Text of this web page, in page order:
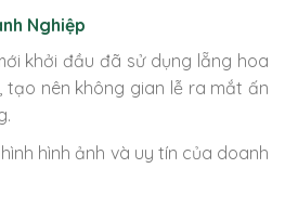
Nghiệp
khởi đầu đã sử dụng lẵng hoa
tạo nên không gian lễ ra mắt ấn
hình ảnh và uy tín của doanh